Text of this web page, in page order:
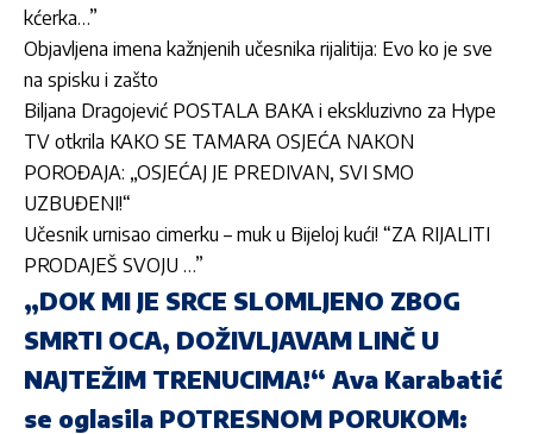
kćerka…”
Objavljena imena kažnjenih učesnika rijalitija: Evo ko je sve
na spisku i zašto
Biljana Dragojević POSTALA BAKA i ekskluzivno za Hype
TV otkrila KAKO SE TAMARA OSJEĆA NAKON
POROĐAJA: „OSJEĆAJ JE PREDIVAN, SVI SMO
UZBUĐENI!“
Učesnik urnisao cimerku – muk u Bijeloj kući! “ZA RIJALITI
PRODAJEŠ SVOJU …”
„DOK MI JE SRCE SLOMLJENO ZBOG
SMRTI OCA, DOŽIVLJAVAM LINČ U
NAJTEŽIM TRENUCIMA!“ Ava Karabatić
se oglasila POTRESNOM PORUKOM: